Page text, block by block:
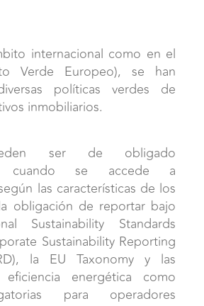
internacional como en el
Verde Europeo), se han
políticas verdes de
inmobiliarios.
ser de obligado
cuando se accede a
las características de los
obligación de reportar bajo
Sustainability Standards
Sustainability Reporting
la EU Taxonomy y las
energética como
para operadores